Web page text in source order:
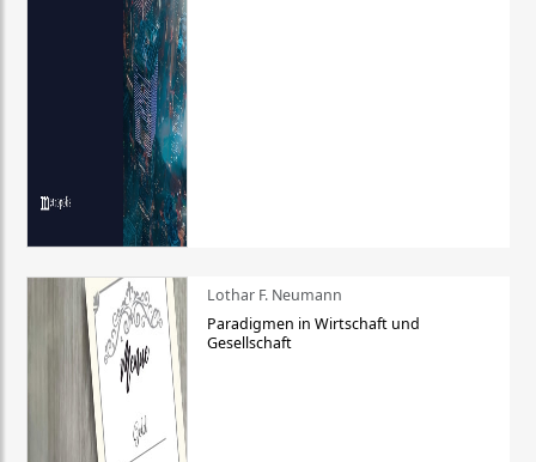
Lothar F. Neumann
Paradigmen in Wirtschaft und
Gesellschaft